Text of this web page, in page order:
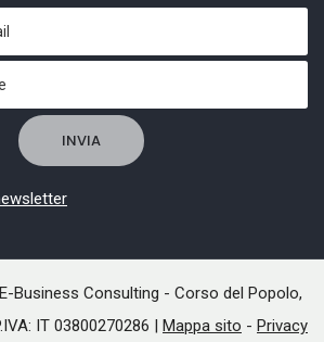
Business Consulting - Corso del Popolo,
IT 03800270286 | Mappa sito - Privacy